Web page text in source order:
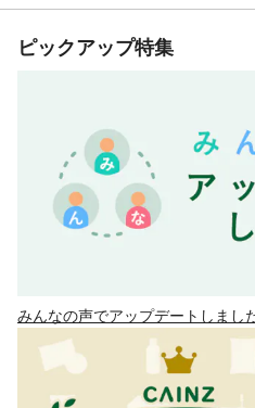
ピックアップ特集
みんなの声でアップデートしまし